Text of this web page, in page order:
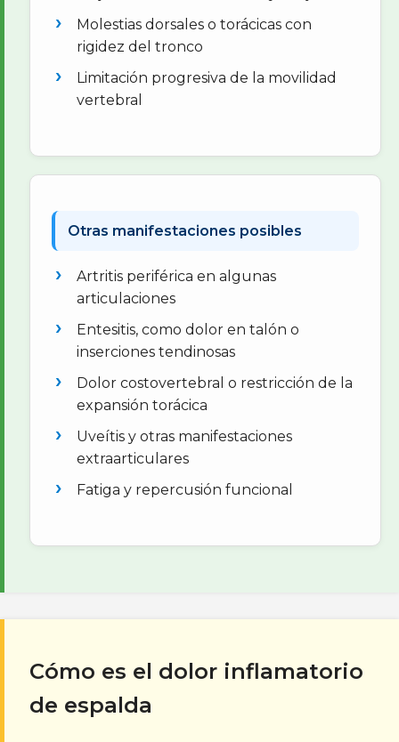
Molestias dorsales o torácicas con
rigidez del tronco
Limitación progresiva de la movilidad
vertebral
Otras manifestaciones posibles
Artritis periférica en algunas
articulaciones
Entesitis, como dolor en talón o
inserciones tendinosas
Dolor costovertebral o restricción de la
expansión torácica
Uveítis y otras manifestaciones
extraarticulares
Fatiga y repercusión funcional
Cómo es el dolor inflamatorio
de espalda